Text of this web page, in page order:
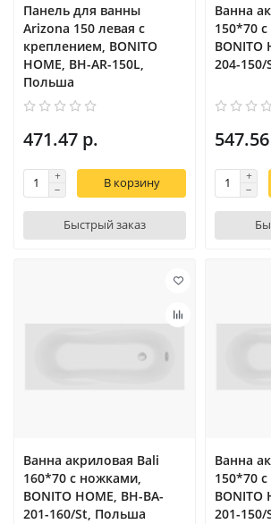
Панель для ванны
Arizona 150 левая с
креплением, BONITO
HOME, BH-AR-150L,
Польша
471.47 р.
В корзину
Быстрый заказ
Ванна
150*70
BONITO
204-
Ванна акриловая Bali
160*70 с ножками,
BONITO HOME, BH-BA-
201-160/St, Польша
Ванна
150*70
BONITO
201-